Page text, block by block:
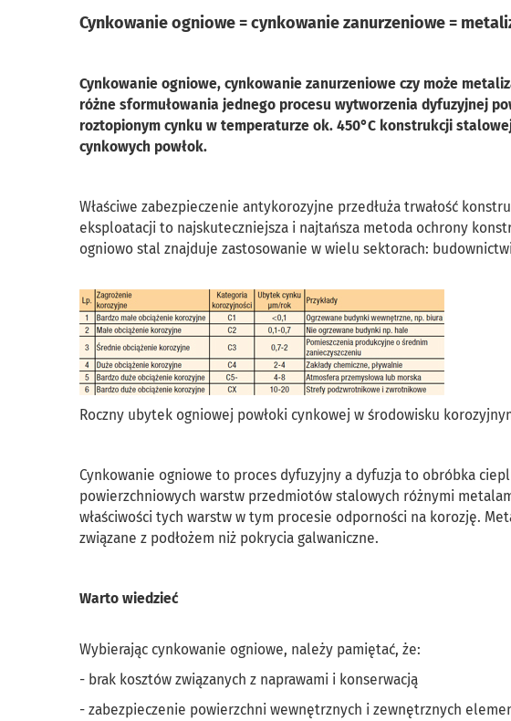
Cynkowanie ogniowe = cynkowanie zanurzeniowe =
Cynkowanie ogniowe, cynkowanie zanurzeniowe czy może
różne sformułowania jednego procesu wytworzenia dyfuzyjnej
roztopionym cynku w temperaturze ok. 450°C konstrukcji
cynkowych powłok.
Właściwe zabezpieczenie antykorozyjne przedłuża trwałość
eksploatacji to najskuteczniejsza i najtańsza metoda ochrony
ogniowo stal znajduje zastosowanie w wielu sektorach:
Roczny ubytek ogniowej powłoki cynkowej w środowisku
Cynkowanie ogniowe to proces dyfuzyjny a dyfuzja to obróbka
powierzchniowych warstw przedmiotów stalowych różnymi
właściwości tych warstw w tym procesie odporności na korozję.
związane z podłożem niż pokrycia galwaniczne.
Warto wiedzieć
Wybierając cynkowanie ogniowe, należy pamiętać, że:
- brak kosztów związanych z naprawami i konserwacją
- zabezpieczenie powierzchni wewnętrznych i zewnętrznych